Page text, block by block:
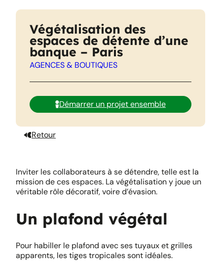
Végétalisation des
espaces de détente d’une
banque – Paris
AGENCES & BOUTIQUES
Démarrer un projet ensemble
Retour
Inviter les collaborateurs à se détendre, telle est la
mission de ces espaces. La végétalisation y joue un
véritable rôle décoratif, voire d’évasion.
Un plafond végétal
Pour habiller le plafond avec ses tuyaux et grilles
apparents, les tiges tropicales sont idéales.